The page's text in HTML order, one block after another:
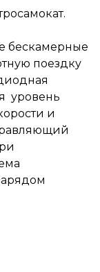
бескамерные
поездку
уровень
и